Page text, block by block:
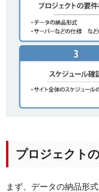
プロジェクト
まず、データの納品形